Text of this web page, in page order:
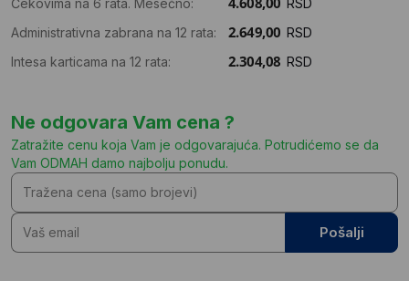
Administrativna zabrana na 12 rata:
RSD
Intesa karticama na 12 rata:
RSD
Ne odgovara Vam cena ?
Zatražite cenu koja Vam je odgovarajuća. Potrudićemo se da
Vam ODMAH damo najbolju ponudu.
Pošalji